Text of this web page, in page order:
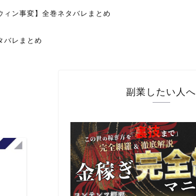
ィン事変】全巻ネタバレまとめ
バレまとめ
副業したい人へ